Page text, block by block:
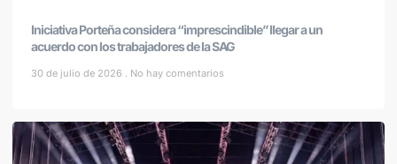
Iniciativa Porteña considera “imprescindible” llegar a un
acuerdo con los trabajadores de la SAG
30 de julio de 2026 No hay comentarios